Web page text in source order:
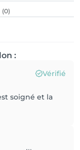
(0)
:
Vérifié
soigné et la